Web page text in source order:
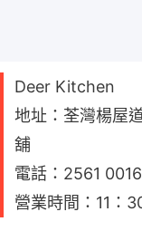
Deer Kitchen
地址：荃灣楊屋
舖
電話：2561
營業時間：11：